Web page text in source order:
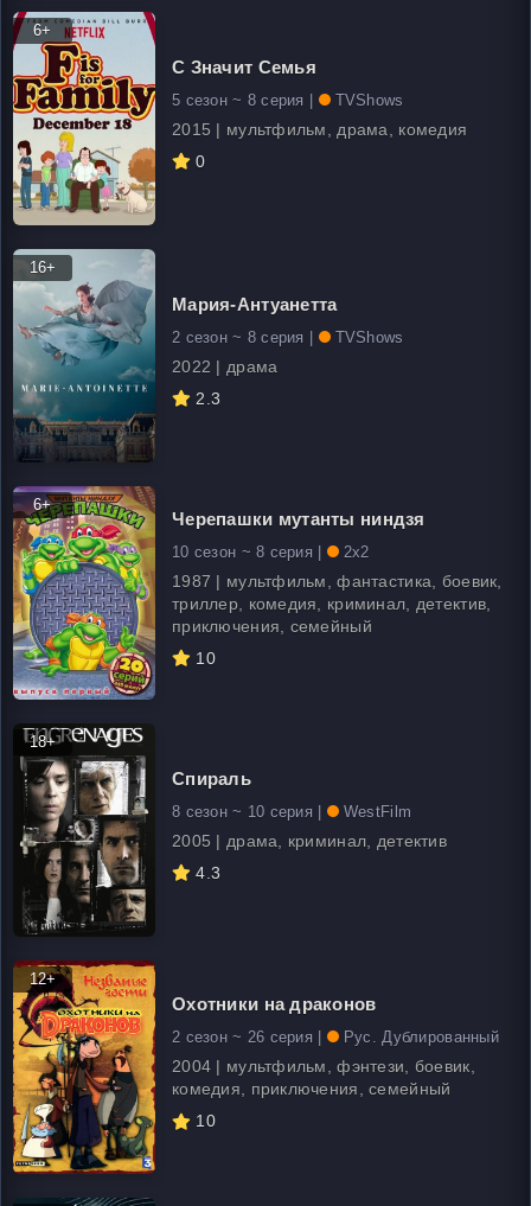
6+
С Значит Семья
5 сезон ~ 8 серия | TVShows
2015 | мультфильм, драма, комедия
0
16+
Мария-Антуанетта
2 сезон ~ 8 серия | TVShows
2022 | драма
2.3
6+
Черепашки мутанты ниндзя
10 сезон ~ 8 серия | 2x2
1987 | мультфильм, фантастика, боевик,
триллер, комедия, криминал, детектив,
приключения, семейный
10
18+
Спираль
8 сезон ~ 10 серия | WestFilm
2005 | драма, криминал, детектив
4.3
12+
Охотники на драконов
2 сезон ~ 26 серия | Рус. Дублированный
2004 | мультфильм, фэнтези, боевик,
комедия, приключения, семейный
10